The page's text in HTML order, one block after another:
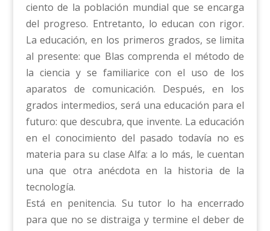
ciento de la población mundial que se encarga
del progreso. Entretanto, lo educan con rigor.
La educación, en los primeros grados, se limita
al presente: que Blas comprenda el método de
la ciencia y se familiarice con el uso de los
aparatos de comunicación. Después, en los
grados intermedios, será una educación para el
futuro: que descubra, que invente. La educación
en el conocimiento del pasado todavía no es
materia para su clase Alfa: a lo más, le cuentan
una que otra anécdota en la historia de la
tecnología.
Está en penitencia. Su tutor lo ha encerrado
para que no se distraiga y termine el deber de